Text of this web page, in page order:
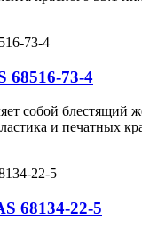
68516-73-4
собой блестящий
и печатных
68134-22-5